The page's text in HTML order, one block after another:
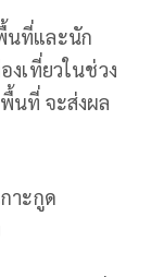
นที่และนัก
เที่ยวในช่วง
นที่ จะส่งผล
าะกูด